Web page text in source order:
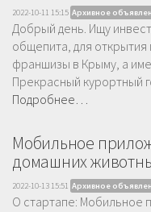
2022-10-11 15:15 Архивное
Добрый день. Ищу
общепита, для открытия
франшизы в Крыму, а
Прекрасный курортный
Подробнее…
Мобильное
домашних
2022-10-13 15:51 Архивное
О стартапе: Мобильное